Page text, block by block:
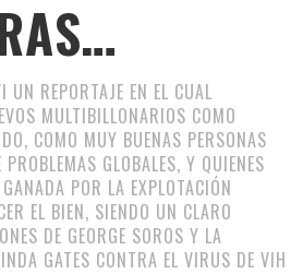
UN REPORTAJE EN EL CUAL
MULTIBILLONARIOS COMO
COMO MUY BUENAS PERSONAS
PROBLEMAS GLOBALES, Y QUIENES
POR LA EXPLOTACIÓN
EL BIEN, SIENDO UN CLARO
DE GEORGE SOROS Y LA
GATES CONTRA EL VIRUS DE VIH